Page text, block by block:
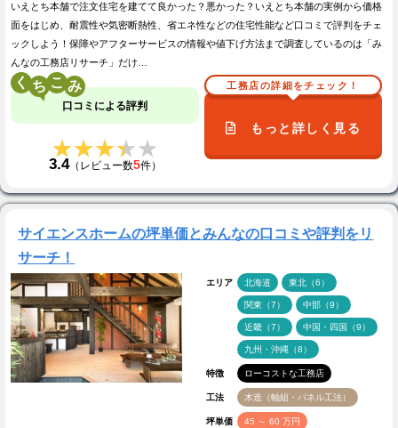
いえとち本舗で注文住宅を建てて良かった？悪かった？いえとち本舗の実例から価格
面をはじめ、耐震性や気密断熱性、省エネ性などの住宅性能など口コミで評判をチェ
ックしよう！保障やアフターサービスの情報や値下げ方法まで調査しているのは「み
んなの工務店リサーチ」だけ…
く こ
口コミによる評判
★★★★★
★★★★★
3.4（レビュー数5件）
工務店の詳細をチェック！
もっと詳しく見る
サイエンスホームの坪単価とみんなの口コミや評判をリ
サーチ！
エリア 北海道 東北（6）
関東（7） 中部（9）
近畿（7） 中国・四国（9）
九州・沖縄（8）
特徴 ローコストな工務店
工法 木造（軸組・パネル工法）
坪単価 45 ～ 60 万円